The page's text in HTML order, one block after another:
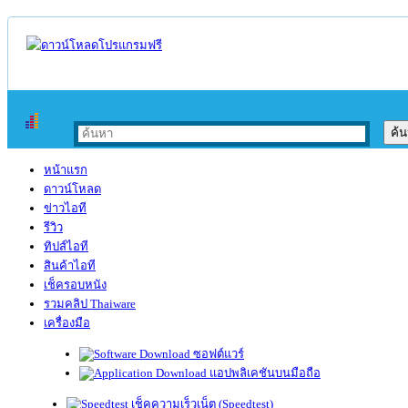
หน้าแรก
ดาวน์โหลด
ข่าวไอที
รีวิว
ทิปส์ไอที
สินค้าไอที
เช็ครอบหนัง
รวมคลิป Thaiware
เครื่องมือ
ซอฟต์แวร์
แอปพลิเคชันบนมือถือ
เช็คความเร็วเน็ต (Speedtest)